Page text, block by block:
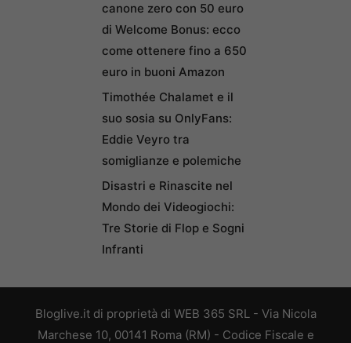
canone zero con 50 euro
di Welcome Bonus: ecco
come ottenere fino a 650
euro in buoni Amazon
Timothée Chalamet e il
suo sosia su OnlyFans:
Eddie Veyro tra
somiglianze e polemiche
Disastri e Rinascite nel
Mondo dei Videogiochi:
Tre Storie di Flop e Sogni
Infranti
Bloglive.it di proprietà di WEB 365 SRL - Via Nicola
Marchese 10, 00141 Roma (RM) - Codice Fiscale e